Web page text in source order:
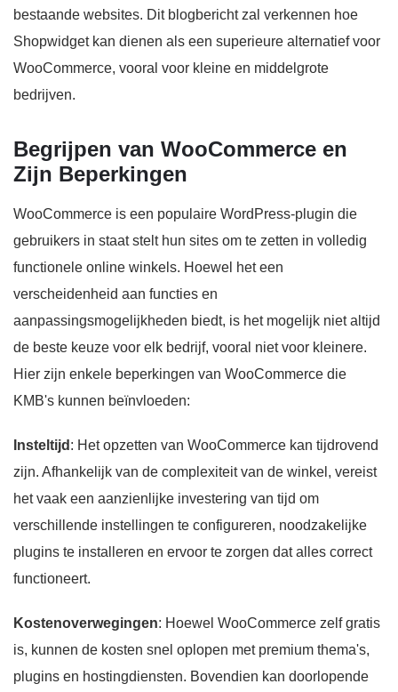
bestaande websites. Dit blogbericht zal verkennen hoe
Shopwidget kan dienen als een superieure alternatief voor
WooCommerce, vooral voor kleine en middelgrote
bedrijven.
Begrijpen van WooCommerce en
Zijn Beperkingen
WooCommerce is een populaire WordPress-plugin die
gebruikers in staat stelt hun sites om te zetten in volledig
functionele online winkels. Hoewel het een
verscheidenheid aan functies en
aanpassingsmogelijkheden biedt, is het mogelijk niet altijd
de beste keuze voor elk bedrijf, vooral niet voor kleinere.
Hier zijn enkele beperkingen van WooCommerce die
KMB's kunnen beïnvloeden:
Insteltijd : Het opzetten van WooCommerce kan tijdrovend
zijn. Afhankelijk van de complexiteit van de winkel, vereist
het vaak een aanzienlijke investering van tijd om
verschillende instellingen te configureren, noodzakelijke
plugins te installeren en ervoor te zorgen dat alles correct
functioneert.
Kostenoverwegingen: Hoewel WooCommerce zelf gratis
is, kunnen de kosten snel oplopen met premium thema's,
plugins en hostingdiensten. Bovendien kan doorlopende